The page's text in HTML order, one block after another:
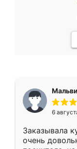
6
Заказывала
очень